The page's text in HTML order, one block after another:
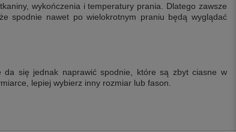
wykończenia i temperatury prania. Dlatego zawsze
spodnie nawet po wielokrotnym praniu będą wyglądać
się jednak naprawić spodnie, które są zbyt ciasne w
lepiej wybierz inny rozmiar lub fason.